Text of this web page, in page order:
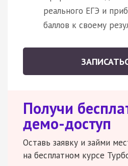
реального ЕГЭ и
баллов к своему
Получи
демо-доступ
Оставь заявку и займи
на бесплатном курсе